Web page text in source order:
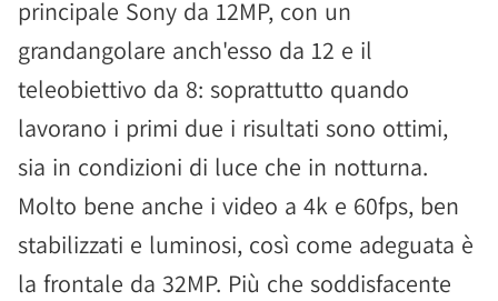
principale Sony da 12MP, con un
grandangolare anch'esso da 12 e il
teleobiettivo da 8: soprattutto quando
lavorano i primi due i risultati sono ottimi,
sia in condizioni di luce che in notturna.
Molto bene anche i video a 4k e 60fps, ben
stabilizzati e luminosi, così come adeguata è
la frontale da 32MP. Più che soddisfacente